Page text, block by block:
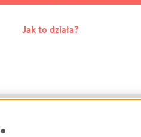
Jak to działa?